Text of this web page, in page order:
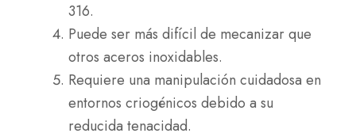
316.
Puede ser más difícil de mecanizar que
otros aceros inoxidables.
Requiere una manipulación cuidadosa en
entornos criogénicos debido a su
reducida tenacidad.